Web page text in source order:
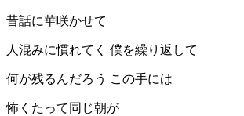
昔話に華咲かせて
人混みに慣れてく 僕を繰り返して
何が残るんだろう この手には
怖くたって同じ朝が